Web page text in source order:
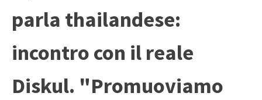
parla thailandese:
incontro con il reale
Diskul. "Promuoviamo